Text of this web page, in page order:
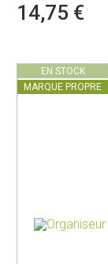
14,75 €
EN STOCK
MARQUE PROPRE